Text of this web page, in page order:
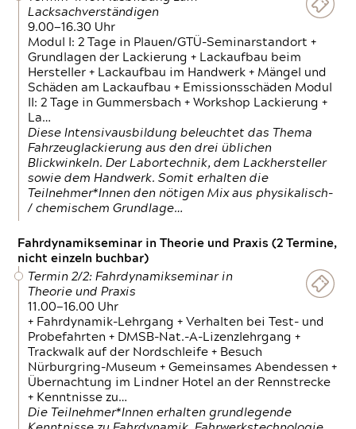
Lacksachverständigen
9.00—16.30 Uhr
Modul I: 2 Tage in Plauen/GTÜ-Seminarstandort +
Grundlagen der Lackierung + Lackaufbau beim
Hersteller + Lackaufbau im Handwerk + Mängel und
Schäden am Lackaufbau + Emissionsschäden Modul
II: 2 Tage in Gummersbach + Workshop Lackierung +
La…
Diese Intensivausbildung beleuchtet das Thema
Fahrzeuglackierung aus den drei üblichen
Blickwinkeln. Der Labortechnik, dem Lackhersteller
sowie dem Handwerk. Somit erhalten die
Teilnehmer*Innen den nötigen Mix aus physikalisch-
/ chemischem Grundlage…
Fahrdynamikseminar in Theorie und Praxis (2 Termine,
nicht einzeln buchbar)
Termin 2/2: Fahrdynamikseminar in
Theorie und Praxis
11.00—16.00 Uhr
+ Fahrdynamik-Lehrgang + Verhalten bei Test- und
Probefahrten + DMSB-Nat.-A-Lizenzlehrgang +
Trackwalk auf der Nordschleife + Besuch
Nürburgring-Museum + Gemeinsames Abendessen +
Übernachtung im Lindner Hotel an der Rennstrecke
+ Kenntnisse zu…
Die Teilnehmer*Innen erhalten grundlegende